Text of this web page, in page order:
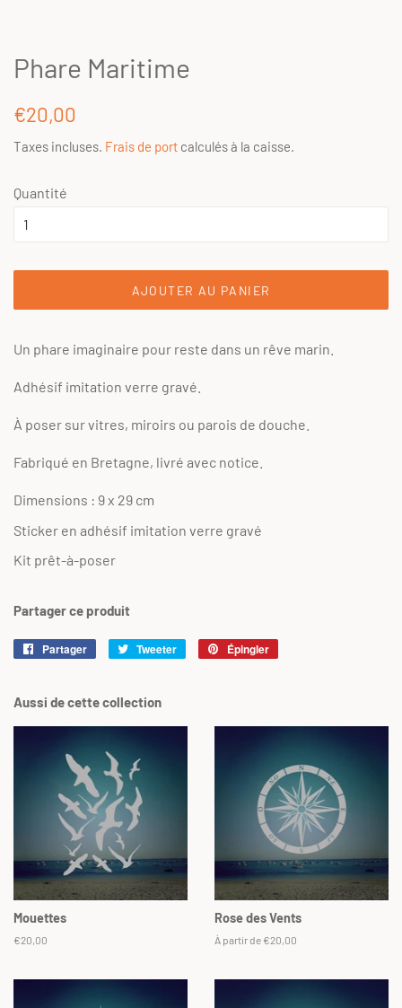
Phare Maritime
Prix
€20,00
Taxes incluses. Frais de port calculés à la caisse.
Quantité
AJOUTER AU PANIER
Un phare imaginaire pour reste dans un rêve marin.
Adhésif imitation verre gravé.
À poser sur vitres, miroirs ou parois de douche.
Fabriqué en Bretagne, livré avec notice.
Dimensions : 9 x 29 cm
Sticker en adhésif imitation verre gravé
Kit prêt-à-poser
Partager ce produit
Partager
PartagerTweeter
Tweeter
Épingler
Aussi de cette collection
Mouettes
Prix
€20,00
Rose des Vents
À partir de €20,00